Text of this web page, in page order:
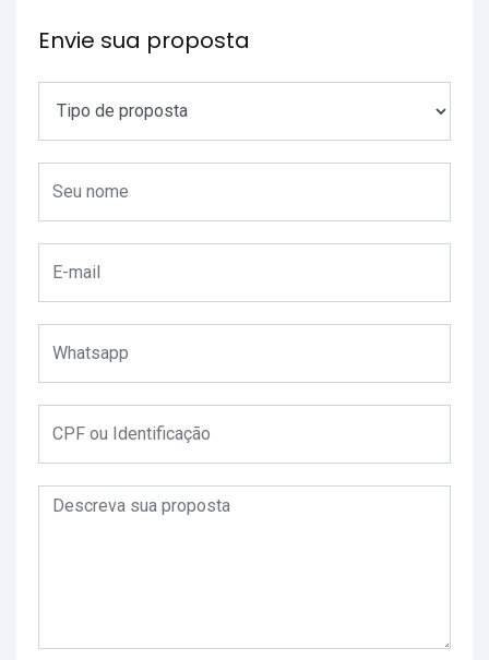
Envie sua proposta